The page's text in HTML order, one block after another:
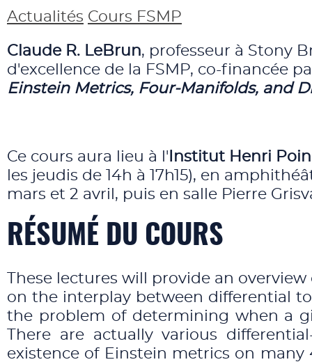
Actualités Cours FSMP
Claude R. LeBrun, professeur à Stony
d'excellence de la FSMP, co-financée
Einstein Metrics, Four-Manifolds, and
Ce cours aura lieu à l' Institut Henri
les jeudis de 14h à 17h15), en
mars et 2 avril, puis en salle Pierre
RÉSUMÉ DU COURS
These lectures will provide an
on the interplay between differential
the problem of determining when a
There are actually various
existence of Einstein metrics on